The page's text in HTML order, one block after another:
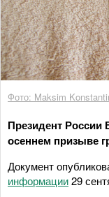
Фото: Maksim
Президент России
осеннем призыве
Документ
информации29